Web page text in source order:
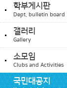
학부게시판
Dept. bulletin board
갤러리
Gallery
소모임
Clubs and Activities
국민대공지